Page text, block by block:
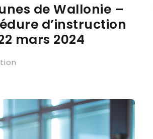
de Wallonie –
d’instruction
mars 2024